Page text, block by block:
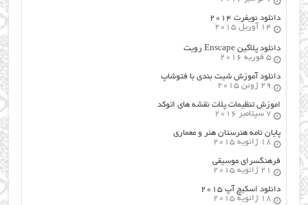
دانلود نویفرت ۲۰۱۴
14 آوریل 2015
دانلود پلاگین Enscape رویت
5 فوریه 2016
دانلود آموزش شیت بندی با فتوشاپ
29 ژوئن 2015
اموزش تنظیمات پلات نقشه های اتوکد
7 سپتامبر 2016
پایان نامه هنرستان هنر و معماري
18 ژانویه 2015
فرهنگسراي موسيقي
21 ژانویه 2015
دانلود اسکیچ آپ ۲۰۱۵
18 ژانویه 2015